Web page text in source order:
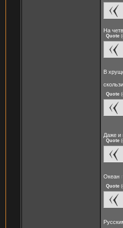
На
Quote (
В
Quote (
Даже и
Quote (
Океан
Quote (